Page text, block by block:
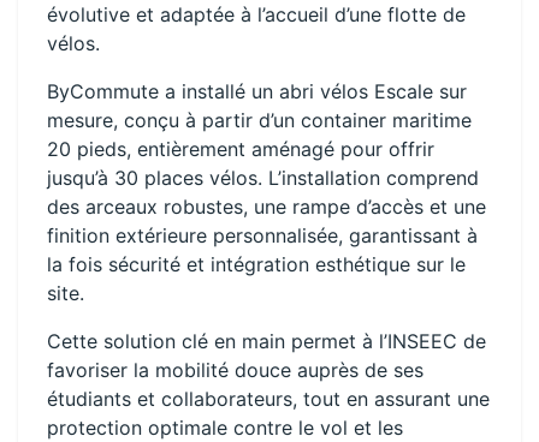
évolutive et adaptée à l’accueil d’une flotte de
vélos.
ByCommute a installé un abri vélos Escale sur
mesure, conçu à partir d’un container maritime
20 pieds, entièrement aménagé pour offrir
jusqu’à 30 places vélos. L’installation comprend
des arceaux robustes, une rampe d’accès et une
finition extérieure personnalisée, garantissant à
la fois sécurité et intégration esthétique sur le
site.
Cette solution clé en main permet à l’INSEEC de
favoriser la mobilité douce auprès de ses
étudiants et collaborateurs, tout en assurant une
protection optimale contre le vol et les